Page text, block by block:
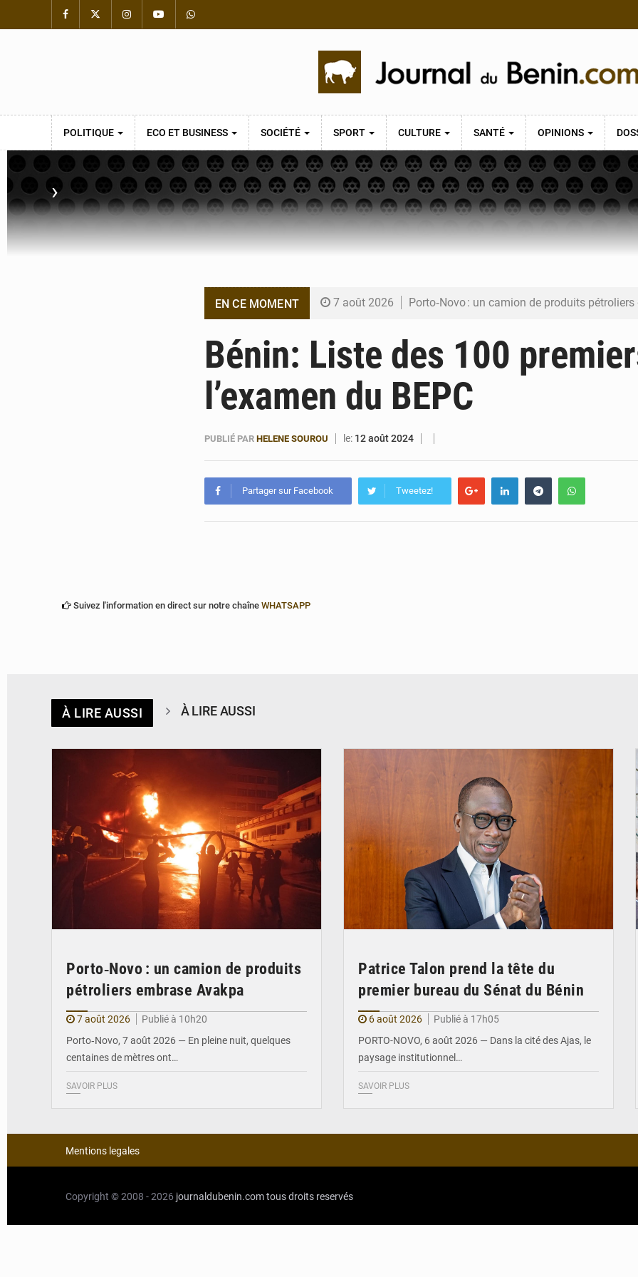
POLITIQUE ECO ET BUSINESS SOCIÉTÉ SPORT CULTURE SANTÉ OPINIONS
›
EN CE MOMENT 7 août 2026 Porto‑Novo : un camion de produits
6 août 2026 Bénin : Djogbénou inspecte le chantier du
6 août 2026 Bénin et Canada scellent un partenariat inédit
Bénin: Liste des 100
l’examen du BEPC
PUBLIÉ PAR HELENE SOUROU le: 12 août 2024
Partager sur Facebook Tweetez!
Suivez l'information en direct sur notre chaîne WHATSAPP
À LIRE AUSSI À LIRE AUSSI
Porto‑Novo : un camion de produits
pétroliers embrase Avakpa
7 août 2026
Publié à 10h20
Porto‑Novo, 7 août 2026 — En pleine nuit, quelques
centaines de mètres ont…
SAVOIR PLUS
Patrice Talon prend la tête du
premier bureau du Sénat du Bénin
6 août 2026
Publié à 17h05
PORTO-NOVO, 6 août 2026 — Dans la cité des Ajas, le
paysage institutionnel…
SAVOIR PLUS
Mentions legales
Copyright © 2008 - 2026 journaldubenin.comtous droits reservés